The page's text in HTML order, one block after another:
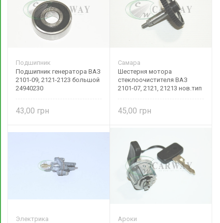
Подшипник
Подшипник генератора ВАЗ
2101-09, 2121-2123 большой
24940230
43,00
Самара
Шестерня мотора
стеклоочистителя ВАЗ
2101-07, 2121, 21213 нов.тип
45,00
Электрика
Ароки